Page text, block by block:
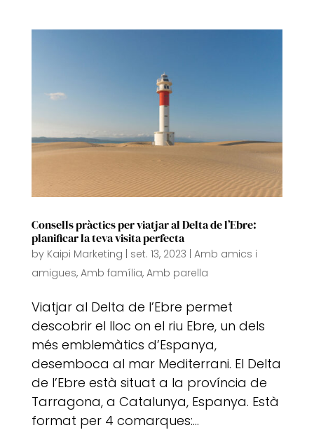
Consells pràctics per viatjar al Delta de l’Ebre:
planificar la teva visita perfecta
by Kaipi Marketing | set. 13, 2023 | Amb amics i
amigues, Amb família, Amb parella
Viatjar al Delta de l’Ebre permet
descobrir el lloc on el riu Ebre, un dels
més emblemàtics d’Espanya,
desemboca al mar Mediterrani. El Delta
de l’Ebre està situat a la província de
Tarragona, a Catalunya, Espanya. Està
format per 4 comarques:...